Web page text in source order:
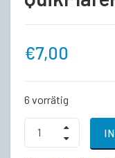
€7,00
6 vorrätig
QuikFlarePro
quantity